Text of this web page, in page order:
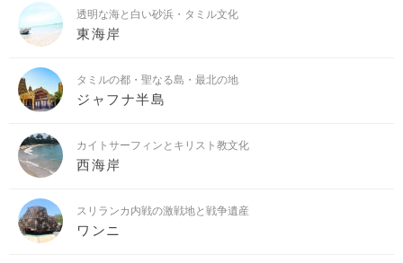
透明な海と白い砂浜・タミル文化
東海岸
タミルの都・聖なる島・最北の地
ジャフナ半島
カイトサーフィンとキリスト教文化
西海岸
スリランカ内戦の激戦地と戦争遺産
ワンニ